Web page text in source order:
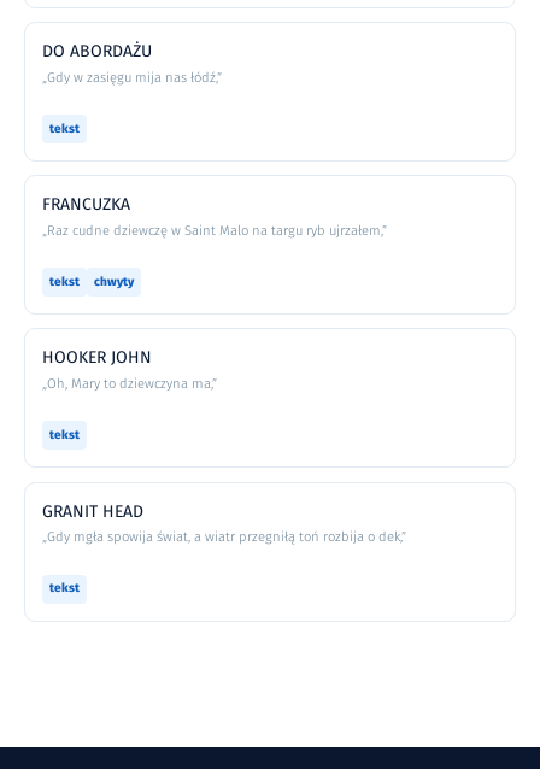
DO ABORDAŻU
„Gdy w zasięgu mija nas łódź,”
tekst
FRANCUZKA
„Raz cudne dziewczę w Saint Malo na targu ryb ujrzałem,”
tekst chwyty
HOOKER JOHN
„Oh, Mary to dziewczyna ma,”
tekst
GRANIT HEAD
„Gdy mgła spowija świat, a wiatr przegniłą toń rozbija o dek,”
tekst